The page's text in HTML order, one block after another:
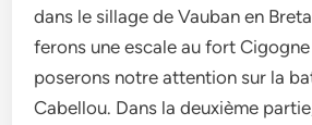
dans le sillage de Vauban en
ferons une escale au fort
poserons notre attention sur la
Cabellou. Dans la deuxième